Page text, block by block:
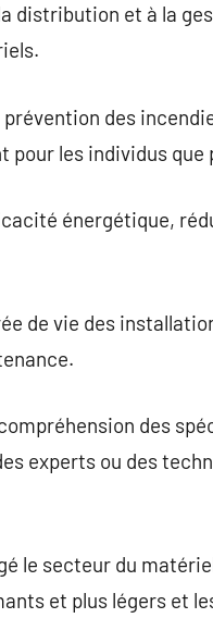
distribution et à la
des
les individus que
énergétique,
de vie des
des
experts ou des
le secteur du
et plus légers et